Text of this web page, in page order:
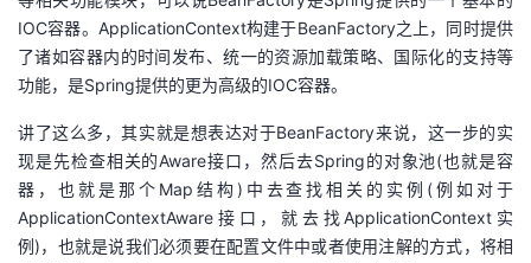
IOC容器。ApplicationContext构建于BeanFactory之上，同时提供
了诸如容器内的时间发布、统一的资源加载策略、国际化的支持等
功能，是Spring提供的更为高级的IOC容器。
讲了这么多，其实就是想表达对于BeanFactory来说，这一步的实
现是先检查相关的Aware接口，然后去Spring的对象池(也就是容
器，也就是那个Map结构)中去查找相关的实例(例如对于
ApplicationContextAware接口，就去找ApplicationContext实
例)，也就是说我们必须要在配置文件中或者使用注解的方式，将相